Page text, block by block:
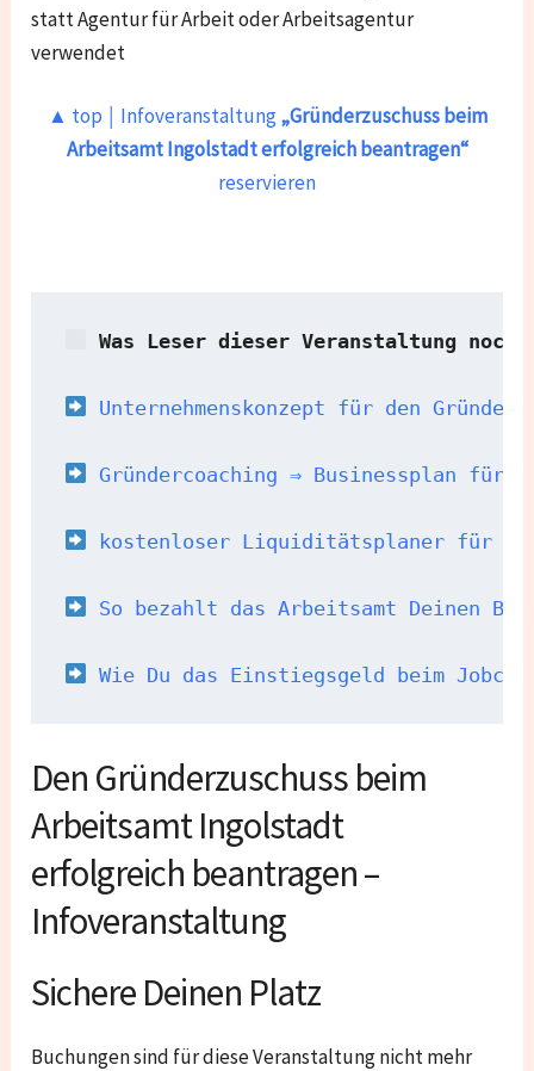
statt Agentur für Arbeit oder Arbeitsagentur
verwendet
▲ top ￨ Infoveranstaltung„Gründerzuschuss beim
Arbeitsamt Ingolstadterfolgreich beantragen“
reservieren
Was Leser dieser Veranstaltung
Unternehmenskonzept für den
Gründercoaching ⇒ Businessplan für
kostenloser Liquiditätsplaner für
So bezahlt das Arbeitsamt Deinen
Wie Du das Einstiegsgeld beim
Den Gründerzuschuss beim
Arbeitsamt Ingolstadt
erfolgreich beantragen –
Infoveranstaltung
Sichere Deinen Platz
Buchungen sind für diese Veranstaltung nicht mehr